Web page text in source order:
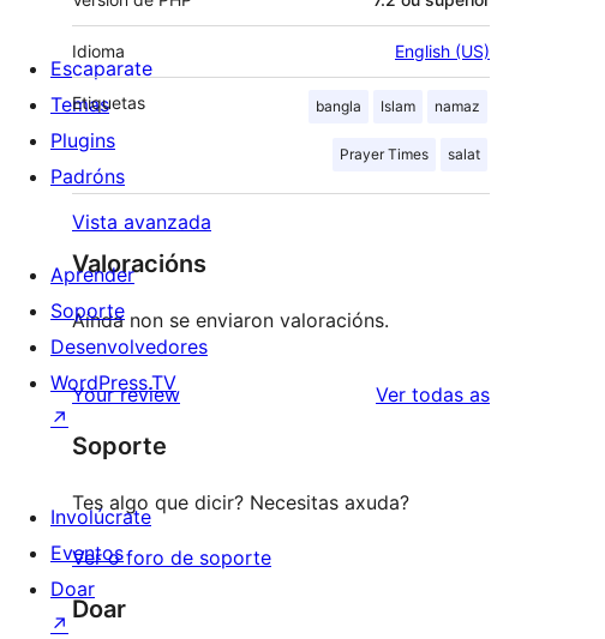
Idioma English (US)
Etiquetas bangla Islam namaz
Prayer Times salat
Vista avanzada
Valoracións
Aínda non se enviaron valoracións.
Your review Ver todas asvaloracións
Soporte
Tes algo que dicir? Necesitas axuda?
Ver o foro de soporte
Doar
Escaparate
Temas
Plugins
Padróns
Aprender
Soporte
Desenvolvedores
WordPress.TV
↗
Involúcrate
Eventos
Doar
↗